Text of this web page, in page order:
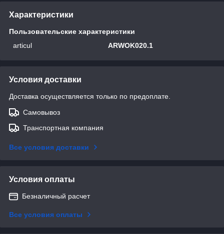
Характеристики
Пользовательские характеристики
articul
ARWOK020.1
Условия доставки
Доставка осуществляется только по предоплате.
Самовывоз
Транспортная компания
Все условия доставки
Условия оплаты
Безналичный расчет
Все условия оплаты